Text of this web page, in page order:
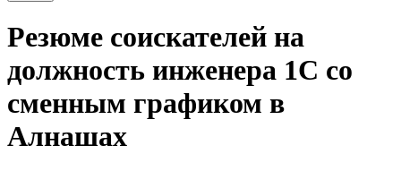
Резюме соискателей на
должность инженера 1С со
сменным графиком в
Алнашах